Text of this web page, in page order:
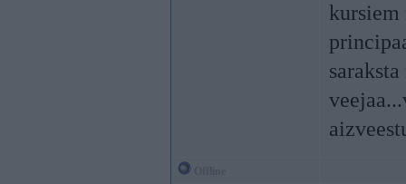
kursiem